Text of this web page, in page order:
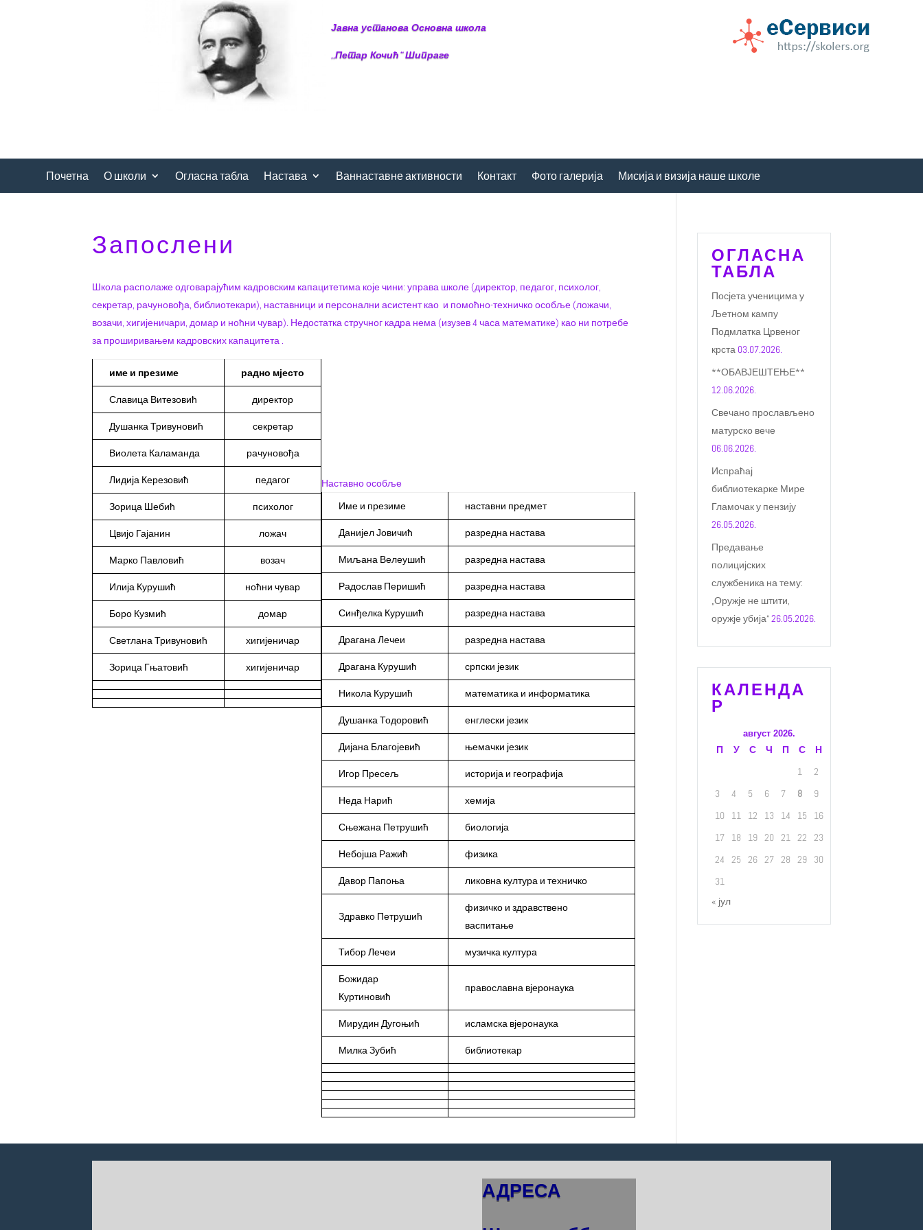
Јавна установа Основна школа
,,Петар Кочић“ Шипраге
Почетна О школи Огласна табла Настава Ваннаставне активности Контакт Фото галерија Мисија и визија наше школе
Запослени
Школа располаже одговарајућим кадровским капацитетима које чини: управа школе (директор, педагог, психолог,
секретар, рачуновођа, библиотекари), наставници и персонални асистент као и помоћно-техничко особље (ложачи,
возачи, хигијеничари, домар и ноћни чувар). Недостатка стручног кадра нема (изузев 4 часа математике) као ни потребе
за проширивањем кадровских капацитета .
име и презиме радно мјесто
Славица Витезовић директор
Душанка Тривуновић секретар
Виолета Каламанда рачуновођа
Лидија Керезовић педагог
Зорица Шебић психолог
Цвијо Гајанин ложач
Марко Павловић возач
Илија Курушић ноћни чувар
Боро Кузмић домар
Светлана Тривуновић хигијеничар
Зорица Гњатовић хигијеничар
Наставно особље
Име и презиме
наставни предмет
Данијел Јовичић разредна настава
Миљана Велеушић разредна настава
Радослав Перишић разредна настава
Синђелка Курушић разредна настава
Драгана Лечеи разредна настава
Драгана Курушић српски језик
Никола Курушић математика и информатика
Душанка Тодоровић енглески језик
Дијана Благојевић њемачки језик
Игор Пресељ историја и географија
Неда Нарић хемија
Сњежана Петрушић биологија
Небојша Ражић физика
Давор Папоња ликовна култура и техничко
Здравко Петрушић
физичко и здравствено
васпитање
Тибор Лечеи музичка култура
Божидар
Куртиновић
православна вјеронаука
Мирудин Дугоњић исламска вјеронаука
Милка Зубић библиотекар
ОГЛАСНА
ТАБЛА
Посјета ученицима у
Љетном кампу
Подмлатка Црвеног
крста 03.07.2026.
**ОБАВЈЕШТЕЊЕ**
12.06.2026.
Свечано прослављено
матурско вече
06.06.2026.
Испраћај
библиотекарке Мире
Гламочак у пензију
26.05.2026.
Предавање
полицијских
службеника на тему:
„Оружје не штити,
оружје убија“26.05.2026.
КАЛЕНДА
Р
август 2026.
П У С Ч П С
Н
1
2
3
4 5 6 7 8
9
10
11 12 13 14 15
16
17
18 19 20 21 22
23
24
25 26 27 28 29
30
31
« јул
АДРЕСА